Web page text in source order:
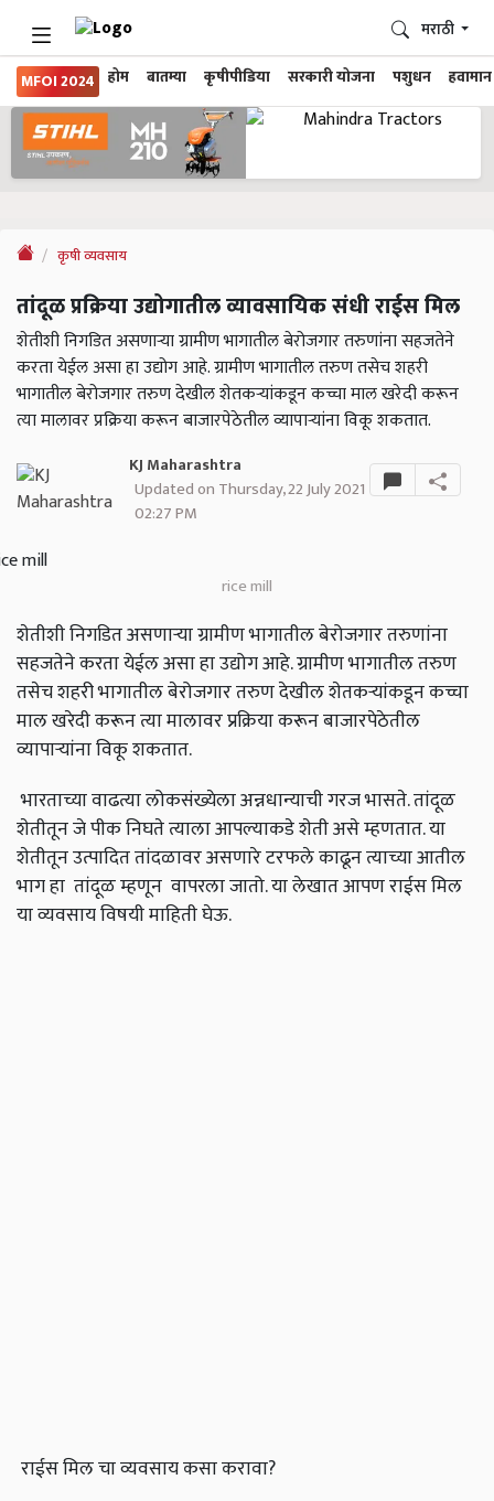
MFOI 2024 होम बातम्या कृषीपीडिया सरकारी योजना पशुधन हवामान
मराठी
कृषी व्यवसाय
तांदूळ प्रक्रिया उद्योगातील व्यावसायिक संधी राईस मिल
शेतीशी निगडित असणाऱ्या ग्रामीण भागातील बेरोजगार तरुणांना सहजतेने
करता येईल असा हा उद्योग आहे. ग्रामीण भागातील तरुण तसेच शहरी
भागातील बेरोजगार तरुण देखील शेतकऱ्यांकडून कच्चा माल खरेदी करून
त्या मालावर प्रक्रिया करून बाजारपेठेतील व्यापाऱ्यांना विकू शकतात.
KJ Maharashtra
Updated on Thursday, 22 July 2021
02:27 PM
rice mill
शेतीशी निगडित असणाऱ्या ग्रामीण भागातील बेरोजगार तरुणांना
सहजतेने करता येईल असा हा उद्योग आहे. ग्रामीण भागातील तरुण
तसेच शहरी भागातील बेरोजगार तरुण देखील शेतकऱ्यांकडून कच्चा
माल खरेदी करून त्या मालावर प्रक्रिया करून बाजारपेठेतील
व्यापाऱ्यांना विकू शकतात.
भारताच्या वाढत्या लोकसंख्येला अन्नधान्याची गरज भासते. तांदूळ
शेतीतून जे पीक निघते त्याला आपल्याकडे शेती असे म्हणतात. या
शेतीतून उत्पादित तांदळावर असणारे टरफले काढून त्याच्या आतील
भाग हा तांदूळ म्हणून वापरला जातो. या लेखात आपण राईस मिल
या व्यवसाय विषयी माहिती घेऊ.
राईस मिल चा व्यवसाय कसा करावा?